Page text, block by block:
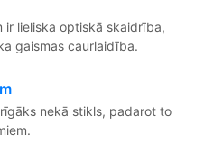
ir lieliska optiskā skaidrība,
gaismas caurlaidība.
nekā stikls, padarot to